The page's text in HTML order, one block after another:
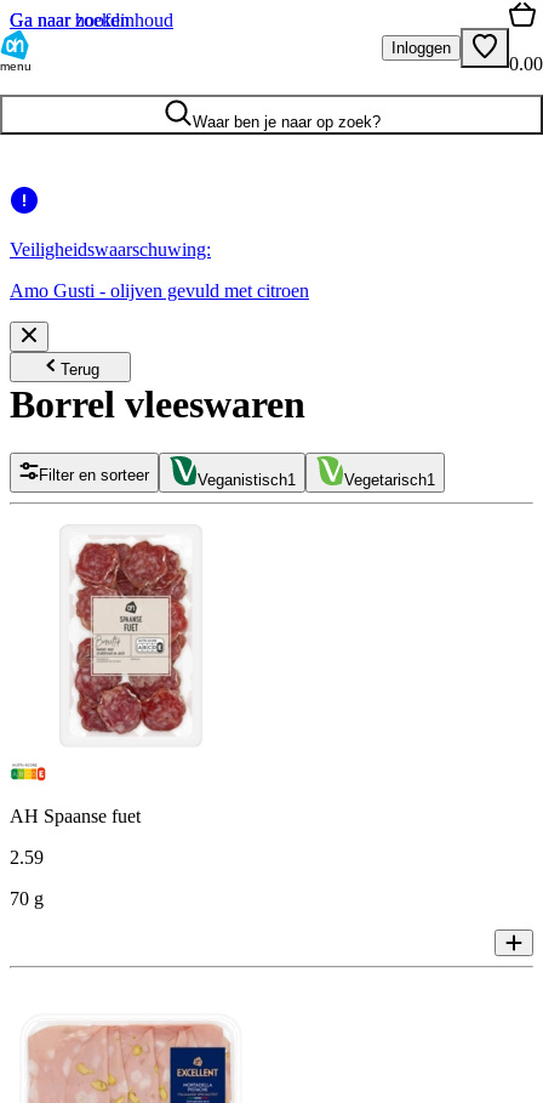
Ga naar hoofdinhoud
Ga naar zoeken
menu
Inloggen
0.00
Waar ben je naar op zoek?
Veiligheidswaarschuwing:
Amo Gusti - olijven gevuld met citroen
Terug
Borrel vleeswaren
Filter en sorteer Veganistisch1 Vegetarisch1
AH Spaanse fuet
2.59
70 g